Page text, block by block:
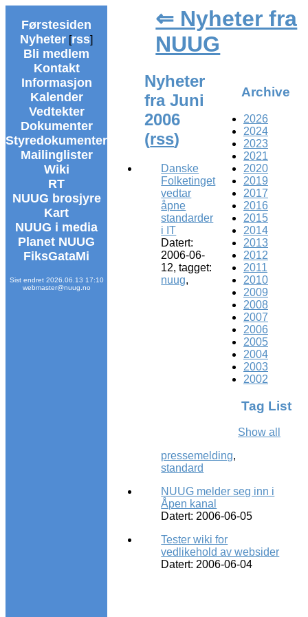
Førstesiden
Nyheter [rss]
Bli medlem
Kontakt
Informasjon
Kalender
Vedtekter
Dokumenter
Styredokumenter
Mailinglister
Wiki
RT
NUUG brosjyre
Kart
NUUG i media
Planet NUUG
FiksGataMi
Sist endret 2026.06.13 17:10
webmaster@nuug.no
⇐ Nyheter fra
NUUG
Archive
2026
2024
2023
2021
2020
2019
2017
2016
2015
2014
2013
2012
2011
2010
2009
2008
2007
2006
2005
2004
2003
2002
Tag List
Show all
Nyheter
fra Juni
2006
(rss)
Danske
Folketinget
vedtar
åpne
standarder
i IT
Datert:
2006-06-
12, tagget:
nuug,
pressemelding,
standard
NUUG melder seg inn i
Åpen kanal
Datert: 2006-06-05
Tester wiki for
vedlikehold av websider
Datert: 2006-06-04